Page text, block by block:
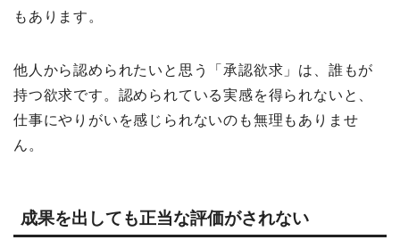
もあります。
他人から認められたいと思う「承認欲求」は、誰もが
持つ欲求です。認められている実感を得られないと、
仕事にやりがいを感じられないのも無理もありませ
ん。
成果を出しても正当な評価がされない